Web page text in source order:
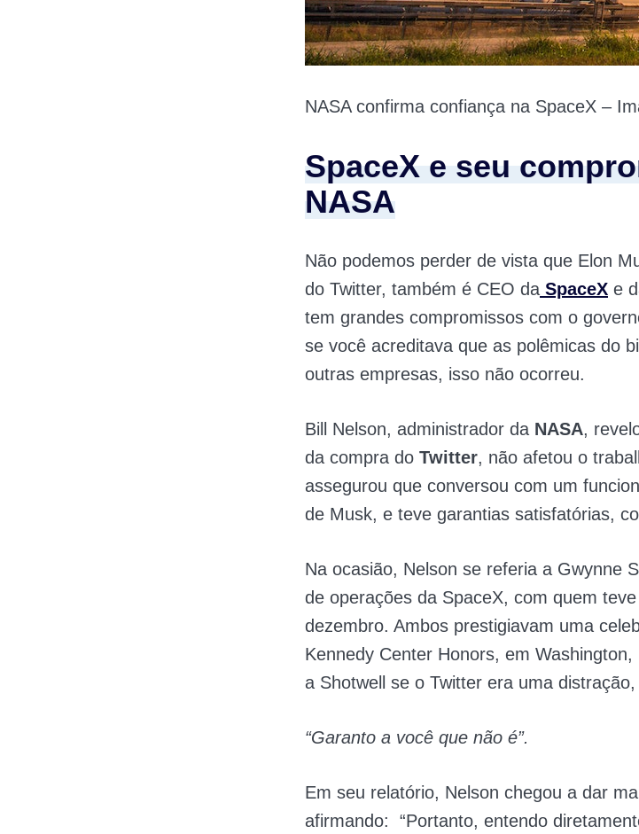
NASA confirma confiança na SpaceX –
SpaceX e seu
NASA
Não podemos perder de vista que Elon
do Twitter, também é CEO da SpaceX e
tem grandes compromissos com o
se você acreditava que as polêmicas do
outras empresas, isso não ocorreu.
Bill Nelson, administrador da NASA,
da compra do Twitter, não afetou o
assegurou que conversou com um
de Musk, e teve garantias satisfatórias,
Na ocasião, Nelson se referia a Gwynne
de operações da SpaceX, com quem
dezembro. Ambos prestigiavam uma
Kennedy Center Honors, em
a Shotwell se o Twitter era uma
“Garanto a você que não é”.
Em seu relatório, Nelson chegou a dar
afirmando: “Portanto, entendo